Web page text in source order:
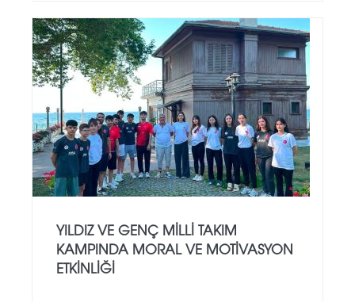
YILDIZ VE GENÇ MILLI TAKIM
KAMPINDA MORAL VE MOTIVASYON
ETKINLIĞI